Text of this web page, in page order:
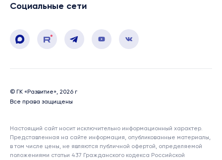
Социальные сети
© ГК «Развитие», 2026 г
Все права защищены
Настоящий сайт носит исключительно информационный характер.
Представленная на сайте информация, опубликованные материалы,
в том числе цены, не являются публичной офертой, определяемой
положениями статьи 437 Гражданского кодекса Российской